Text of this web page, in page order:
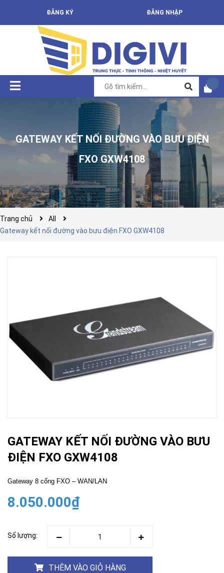
ĐĂNG KÝ ĐĂNG NHẬP
GATEWAY KẾT NỐI ĐƯỜNG VÀO BƯU ĐIỆN
FXO GXW4108
Trang chủ
All
Gateway kết nối đường vào bưu điện FXO GXW4108
GATEWAY KẾT NỐI ĐƯỜNG VÀO BƯU
ĐIỆN FXO GXW4108
Gateway 8 cổng FXO – WAN/LAN
8.050.000₫
Số lượng:
THÊM VÀO GIỎ HÀNG